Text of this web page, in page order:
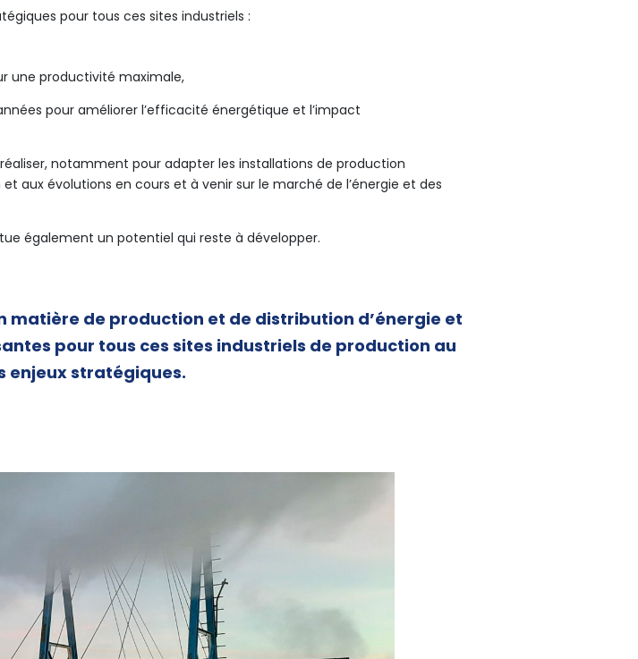
pour tous ces sites industriels :
une productivité maximale,
pour améliorer l’efficacité énergétique et l’impact
notamment pour adapter les installations de production
aux évolutions en cours et à venir sur le marché de l’énergie et des
également un potentiel qui reste à développer.
matière de production et de distribution d’énergie et
pour tous ces sites industriels de production au
enjeux stratégiques.